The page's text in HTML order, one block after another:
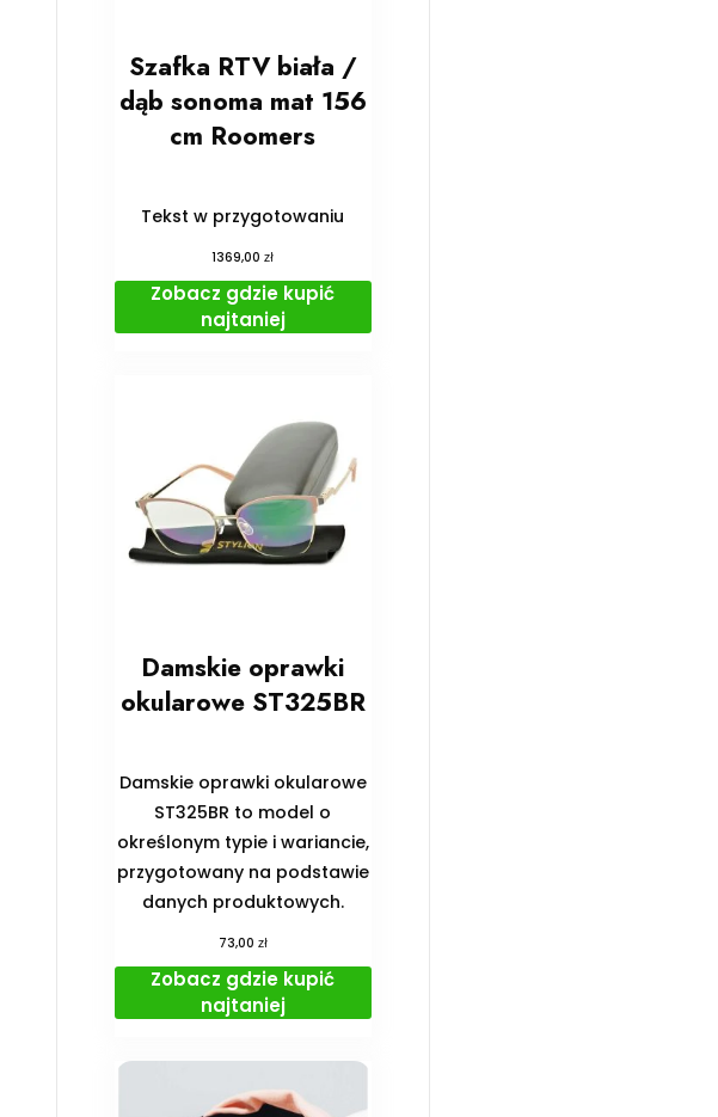
Szafka RTV biała /
dąb sonoma mat 156
cm Roomers
Tekst w przygotowaniu
1369,00zł
Zobacz gdzie kupić
najtaniej
Damskie oprawki
okularowe ST325BR
Damskie oprawki okularowe
ST325BR to model o
określonym typie i wariancie,
przygotowany na podstawie
danych produktowych.
73,00 zł
Zobacz gdzie kupić
najtaniej